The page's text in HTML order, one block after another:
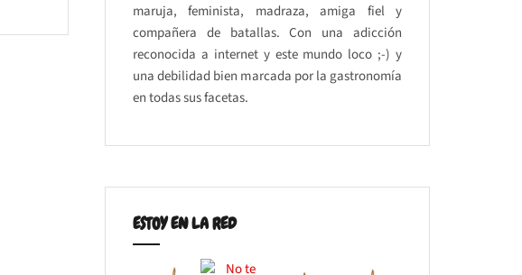
maruja, feminista, madraza, amiga fiel y
compañera de batallas. Con una adicción
reconocida a internet y este mundo loco ;-) y
una debilidad bien marcada por la gastronomía
en todas sus facetas.
ESTOY EN LA RED